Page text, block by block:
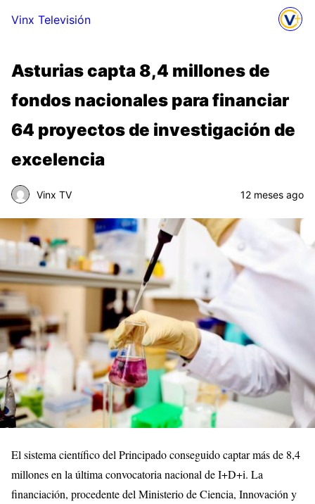
Vinx Televisión
Asturias capta 8,4 millones de
fondos nacionales para financiar
64 proyectos de investigación de
excelencia
Vinx TV 12 meses ago
El sistema científico del Principado conseguido captar más de 8,4
millones en la última convocatoria nacional de I+D+i. La
financiación, procedente del Ministerio de Ciencia, Innovación y